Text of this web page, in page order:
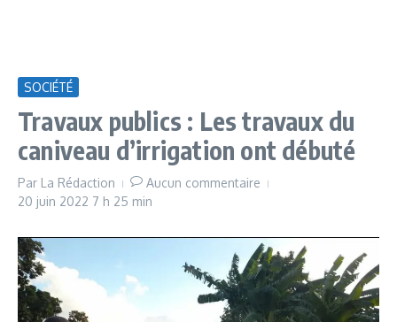
SOCIÉTÉ
Travaux publics : Les travaux du
caniveau d’irrigation ont débuté
Par La Rédaction
Aucun commentaire
20 juin 2022 7 h 25 min